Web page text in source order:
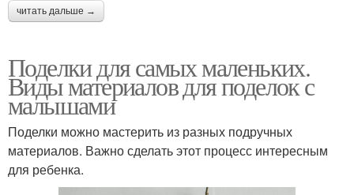
читать дальше →
Поделки для самых маленьких.
Виды материалов для поделок с
малышами
Поделки можно мастерить из разных подручных
материалов. Важно сделать этот процесс интересным
для ребенка.